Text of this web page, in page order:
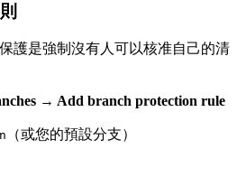
護是強制沒有人可以核准自己的清
→ Add branch protection rule
（或您的預設分支）